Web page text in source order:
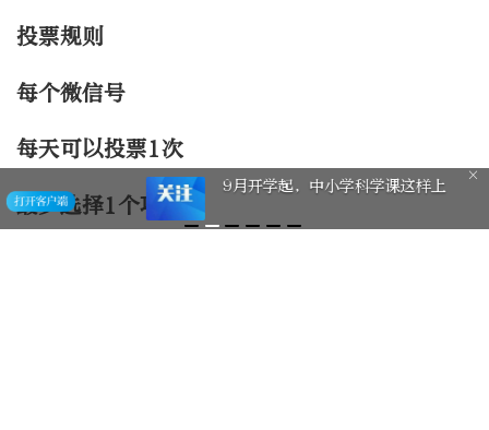
投票规则
每个微信号
每天可以投票1次
最少选择1个项目
9月开学起，中小学科学课这样上